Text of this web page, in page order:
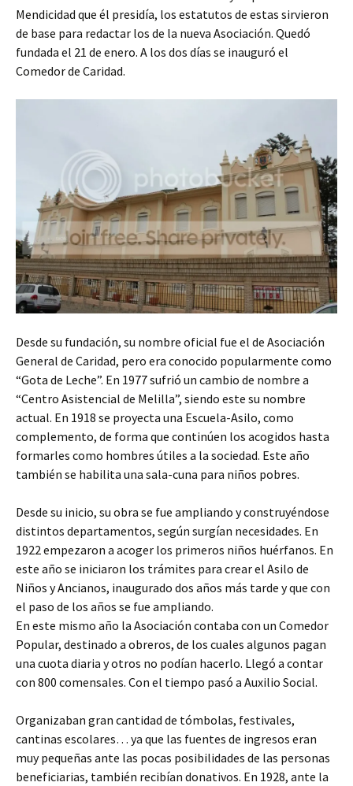
Mendicidad que él presidía, los estatutos de estas sirvieron
de base para redactar los de la nueva Asociación. Quedó
fundada el 21 de enero. A los dos días se inauguró el
Comedor de Caridad.
Desde su fundación, su nombre oficial fue el de Asociación
General de Caridad, pero era conocido popularmente como
“Gota de Leche”. En 1977 sufrió un cambio de nombre a
“Centro Asistencial de Melilla”, siendo este su nombre
actual. En 1918 se proyecta una Escuela-Asilo, como
complemento, de forma que continúen los acogidos hasta
formarles como hombres útiles a la sociedad. Este año
también se habilita una sala-cuna para niños pobres.
Desde su inicio, su obra se fue ampliando y construyéndose
distintos departamentos, según surgían necesidades. En
1922 empezaron a acoger los primeros niños huérfanos. En
este año se iniciaron los trámites para crear el Asilo de
Niños y Ancianos, inaugurado dos años más tarde y que con
el paso de los años se fue ampliando.
En este mismo año la Asociación contaba con un Comedor
Popular, destinado a obreros, de los cuales algunos pagan
una cuota diaria y otros no podían hacerlo. Llegó a contar
con 800 comensales. Con el tiempo pasó a Auxilio Social.
Organizaban gran cantidad de tómbolas, festivales,
cantinas escolares… ya que las fuentes de ingresos eran
muy pequeñas ante las pocas posibilidades de las personas
beneficiarias, también recibían donativos. En 1928, ante la